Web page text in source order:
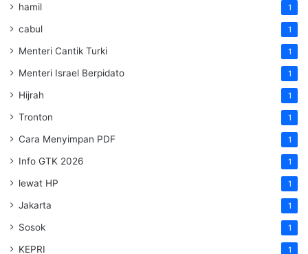
hamil 1
cabul 1
Menteri Cantik Turki 1
Menteri Israel Berpidato 1
Hijrah 1
Tronton 1
Cara Menyimpan PDF 1
Info GTK 2026 1
lewat HP 1
Jakarta 1
Sosok 1
KEPRI 1